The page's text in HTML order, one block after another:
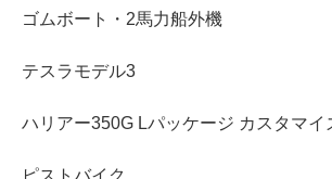
ゴムボート・2馬力船外機
テスラモデル3
ハリアー350G Lパッケージ カスタマイ